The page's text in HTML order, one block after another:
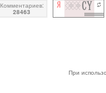
Комментариев:
28463
При